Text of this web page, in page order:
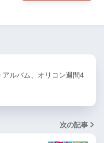
アルバム、オリコン週間4
次の記事